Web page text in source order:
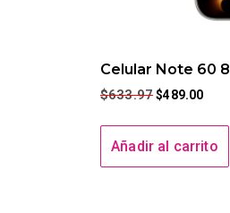
Celular Note 60
$633.97 $489.00
Añadir al carrito